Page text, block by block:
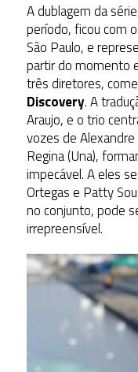
A dublagem da
período, ficou com
São Paulo, e
partir do momento
três diretores,
Discovery. A
Araujo, e o trio
vozes de
Regina (Una),
impecável. A eles
Ortegas e Patty
no conjunto, pode
irrepreensível.